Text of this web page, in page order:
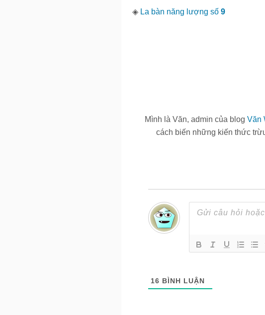
◈ La bàn năng lượng số 9
Mình là Văn, admin của blog Văn
cách biến những kiến thức
16 BÌNH LUẬN